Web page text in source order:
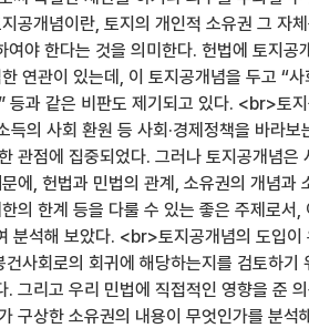
공개념이란, 토지의 개인적 소유권 그 자
여야 한다는 것을 의미한다. 헌법에 토지공
연관이 있는데, 이 토지공개념을 두고 “사
등과 같은 비판도 제기되고 있다. <br>토
득의 사회 환원 등 사회·경제정책을 바라보
관점에 집중되었다. 그러나 토지공개념은
에, 헌법과 민법의 관계, 소유권의 개념과
의 한계 등을 다룰 수 있는 좋은 주제로서,
분석해 보았다. <br>토지공개념의 도입이
사회로의 회귀에 해당하는지를 검토하기
. 그리고 우리 민법에 직접적인 영향을 준
구상한 소유권의 내용이 무엇인가를 분석